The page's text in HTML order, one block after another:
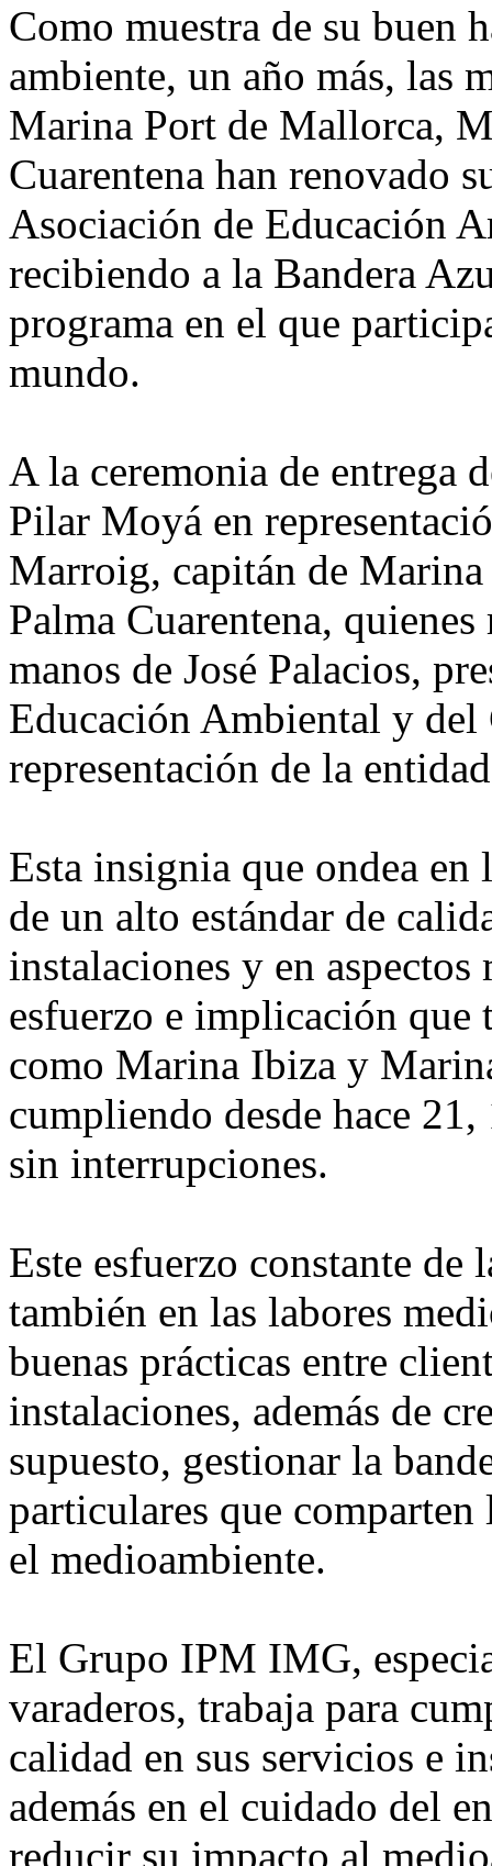
Como muestra de su buen
ambiente, un año más, las
Marina Port de Mallorca,
Cuarentena han renovado
Asociación de Educación
recibiendo a la Bandera
programa en el que
mundo.
A la ceremonia de entrega
Pilar Moyá en
Marroig, capitán de
Palma Cuarentena,
manos de José Palacios,
Educación Ambiental y del
representación de la
Esta insignia que ondea
de un alto estándar de
instalaciones y en
esfuerzo e implicación
como Marina Ibiza y
cumpliendo desde hace
sin interrupciones.
Este esfuerzo constante de
también en las labores
buenas prácticas entre
instalaciones, además de
supuesto, gestionar la
particulares que
el medioambiente.
El Grupo IPM IMG,
varaderos, trabaja para
calidad en sus servicios e
además en el cuidado del
reducir su impacto al